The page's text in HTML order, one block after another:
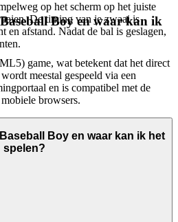
op het scherm op het juiste
De timing van je zwaai is
en afstand. Nadat de bal is geslagen,
Boy en waar kan ik
game, wat betekent dat het direct
meestal gespeeld via een
en is compatibel met de
browsers.
Boy en waar kan ik het
spelen?